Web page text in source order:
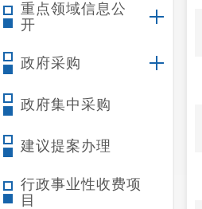
重点领域信息公
开
政府采购
政府集中采购
建议提案办理
行政事业性收费项
目